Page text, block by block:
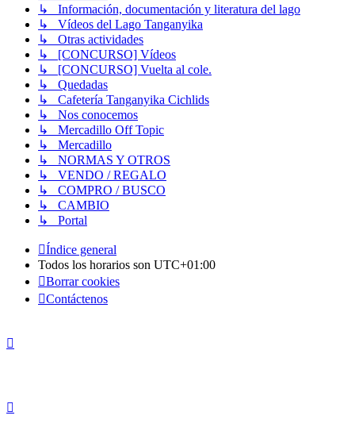
↳ Información, documentación y literatura del lago
↳ Vídeos del Lago Tanganyika
↳ Otras actividades
↳ [CONCURSO] Vídeos
↳ [CONCURSO] Vuelta al cole.
↳ Quedadas
↳ Cafetería Tanganyika Cichlids
↳ Nos conocemos
↳ Mercadillo Off Topic
↳ Mercadillo
↳ NORMAS Y OTROS
↳ VENDO / REGALO
↳ COMPRO / BUSCO
↳ CAMBIO
↳ Portal
Índice general
Todos los horarios son UTC+01:00
Borrar cookies
Contáctenos